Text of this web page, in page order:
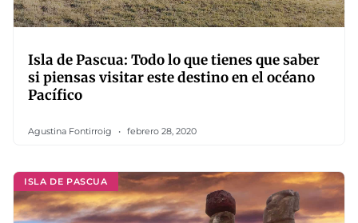
Isla de Pascua: Todo lo que tienes que saber
si piensas visitar este destino en el océano
Pacífico
Agustina Fontirroig febrero 28, 2020
ISLA DE PASCUA